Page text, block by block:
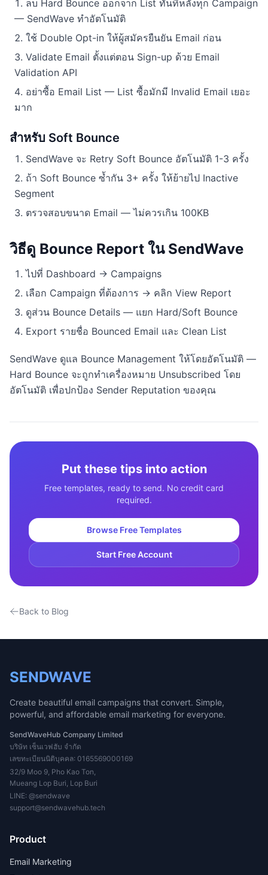
ลบ Hard Bounce ออกจาก List ทันทีหลังทุก Campaign
— SendWave ทำอัตโนมัติ
ใช้ Double Opt-in ให้ผู้สมัครยืนยัน Email ก่อน
Validate Email ตั้งแต่ตอน Sign-up ด้วย Email
Validation API
อย่าซื้อ Email List — List ซื้อมักมี Invalid Email เยอะ
มาก
สำหรับ Soft Bounce
SendWave จะ Retry Soft Bounce อัตโนมัติ 1-3 ครั้ง
ถ้า Soft Bounce ซ้ำกัน 3+ ครั้ง ให้ย้ายไป Inactive
Segment
ตรวจสอบขนาด Email — ไม่ควรเกิน 100KB
วิธีดู Bounce Report ใน SendWave
ไปที่ Dashboard → Campaigns
เลือก Campaign ที่ต้องการ → คลิก View Report
ดูส่วน Bounce Details — แยก Hard/Soft Bounce
Export รายชื่อ Bounced Email และ Clean List
SendWave ดูแล Bounce Management ให้โดยอัตโนมัติ —
Hard Bounce จะถูกทำเครื่องหมาย Unsubscribed โดย
อัตโนมัติ เพื่อปกป้อง Sender Reputation ของคุณ
Put these tips into action
Free templates, ready to send. No credit card
required.
Browse Free Templates
Start Free Account
Back to Blog
SENDWAVE
Create beautiful email campaigns that convert. Simple,
powerful, and affordable email marketing for everyone.
SendWaveHub Company Limited
บริษัท เซ็นเวฟฮับ จำกัด
เลขทะเบียนนิติบุคคล: 0165569000169
32/9 Moo 9, Pho Kao Ton,
Mueang Lop Buri, Lop Buri
LINE: @sendwave
support@sendwavehub.tech
Product
Email Marketing